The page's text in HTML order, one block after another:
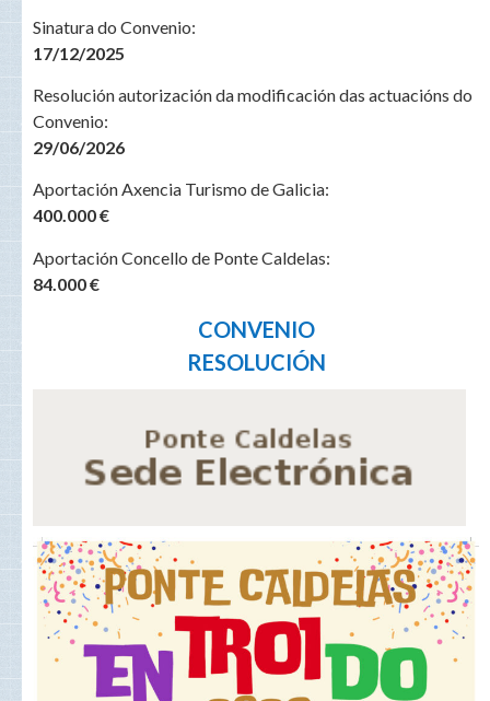
Sinatura do Convenio:
17/12/2025
Resolución autorización da modificación das actuacións do
Convenio:
29/06/2026
Aportación Axencia Turismo de Galicia:
400.000 €
Aportación Concello de Ponte Caldelas:
84.000 €
CONVENIO
RESOLUCIÓN